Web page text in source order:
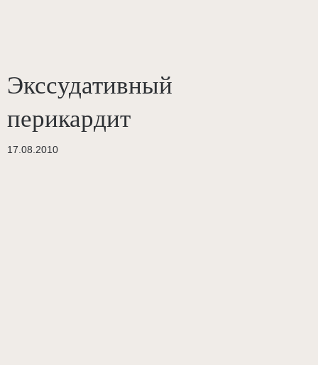
Экссудативный
перикардит
17.08.2010